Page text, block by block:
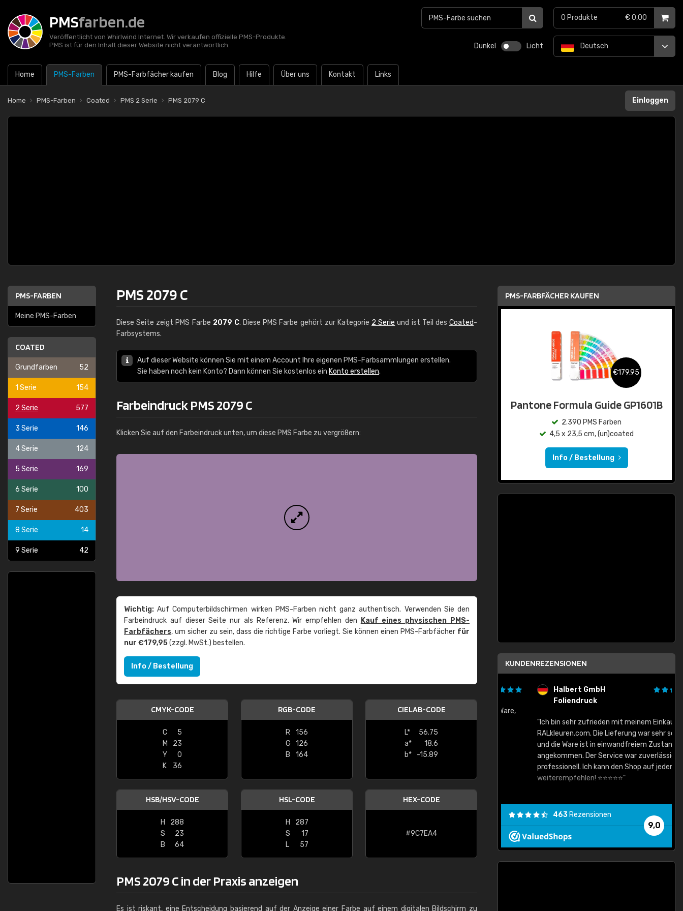
PMSfarben.de
Veröffentlicht von Whirlwind Internet. Wir verkaufen offizielle PMS-Produkte.
PMS ist für den Inhalt dieser Website nicht verantwortlich.
Dunkel Licht
Home PMS-Farben PMS-Farbfächer kaufen Blog Hilfe Über uns Kontakt Links
Deutsch
0 Produkte € 0,00
Home PMS-Farben Coated PMS 2 Serie PMS 2079 C Einloggen
PMS-FARBEN
Meine PMS-Farben
COATED
Grundfarben 52
1 Serie 154
2 Serie 577
3 Serie 146
4 Serie 124
5 Serie 169
6 Serie 100
7 Serie 403
8 Serie 14
9 Serie 42
PMS 2079 C
Diese Seite zeigt PMS Farbe 2079 C. Diese PMS Farbe gehört zur Kategorie 2 Serie und ist Teil desCoated-
Farbsystems.
Auf dieser Website können Sie mit einem Account Ihre eigenen PMS-Farbsammlungen erstellen.
Sie haben noch kein Konto? Dann können Sie kostenlos ein Konto erstellen.
Farbeindruck PMS 2079 C
Klicken Sie auf den Farbeindruck unten, um diese PMS Farbe zu vergrößern:
Wichtig: Auf Computerbildschirmen wirken PMS-Farben nicht ganz authentisch. Verwenden Sie den
Farbeindruck auf dieser Seite nur als Referenz. Wir empfehlen den
Kauf eines physischen PMS-
Farbfächers, um sicher zu sein, dass die richtige Farbe vorliegt. Sie können einen PMS-Farbfächer für
nur €179,95(zzgl. MwSt.) bestellen.
Info / Bestellung
CMYK-CODE
C
5
M
23
Y
0
K
36
RGB-CODE
R
156
G
126
B
164
CIELAB-CODE
L*
56.75
a*
18.6
b*
-15.89
HSB/HSV-CODE
H
288
S
23
B
64
HSL-CODE
H
287
S
17
L
57
HEX-CODE
#9C7EA4
PMS 2079 C in der Praxis anzeigen
Es ist riskant, eine Entscheidung basierend auf der Anzeige einer Farbe auf einem digitalen Bildschirm zu
PMS-FARBFÄCHER KAUFEN
€179,95
Pantone Formula Guide GP1601B
2.390 PMS Farben
4,5 x 23,5 cm, (un)coated
Info / Bestellung
KUNDENREZENSIONEN
"Alles so, wie man es sich wünscht, gute Ware,
schnelle Lieferung."
Halbert GmbH
Foliendruck
"Ich bin sehr zufrieden mit meinem Einkauf bei
RALkleuren.com. Die Lieferung war sehr schnell
und die Ware ist in einwandfreiem Zustand
angekommen. Der Service war zuverlässig und
professionell. Ich kann den Shop auf jeden Fall
weiterempfehlen! ⭐⭐⭐⭐⭐"
9,0
463 Rezensionen